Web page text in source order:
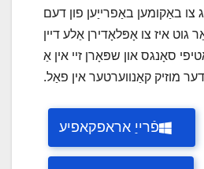
צו באַקומען באַפרייַען פון דעם
איז צו אָפּלאָדירן אַלע דיין
סאָנגס און שפּאָרן זיי אין אַ
מוזיק קאַנווערטער אין פאַל.
פֿרייַ אראפקאפיע